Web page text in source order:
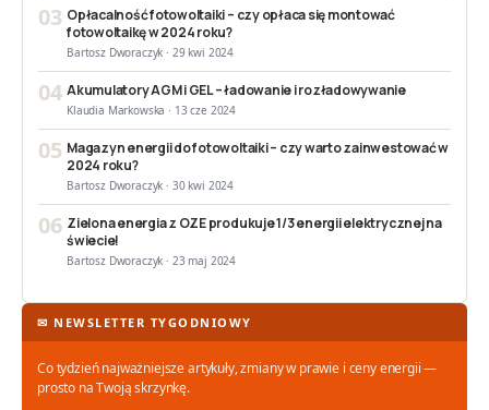
03 Opłacalność fotowoltaiki – czy opłaca się montować
fotowoltaikę w 2024 roku?
Bartosz Dworaczyk · 29 kwi 2024
04 Akumulatory AGM i GEL – ładowanie i rozładowywanie
Klaudia Markowska · 13 cze 2024
05 Magazyn energii do fotowoltaiki – czy warto zainwestować w
2024 roku?
Bartosz Dworaczyk · 30 kwi 2024
06 Zielona energia z OZE produkuje 1/3 energii elektrycznej na
świecie!
Bartosz Dworaczyk · 23 maj 2024
✉ NEWSLETTER TYGODNIOWY
Co tydzień najważniejsze artykuły, zmiany w prawie i ceny energii —
prosto na Twoją skrzynkę.